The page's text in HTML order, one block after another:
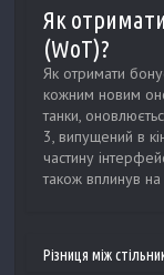
Як
(WoT)?
Як отримати
кожним новим
танки,
3, випущений в
частину
також вплинув на
Різниця між